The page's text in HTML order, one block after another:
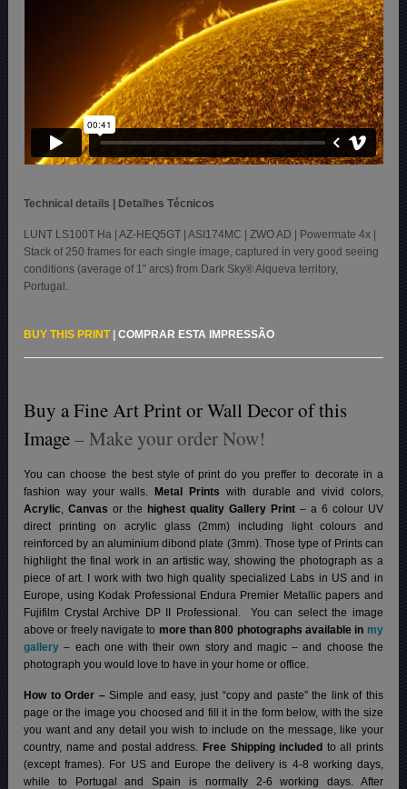
Technical details | Detalhes Técnicos
LUNT LS100T Ha | AZ-HEQ5GT | ASI174MC | ZWO AD | Powermate 4x |
Stack of 250 frames for each single image, captured in very good seeing
conditions (average of 1″ arcs) from Dark Sky® Alqueva territory,
Portugal.
BUY THIS PRINT|COMPRAR ESTA IMPRESSÃO
Buy a Fine Art Print or Wall Decor of this
Image– Make your order Now!
You can choose the best style of print do you preffer to decorate in a
fashion way your walls.
Metal Prints with durable and vivid colors,
Acrylic,Canvas or the highest quality Gallery Print– a 6 colour UV
direct printing on acrylic glass (2mm) including light colours and
reinforced by an aluminium dibond plate (3mm). Those type of Prints can
highlight the final work in an artistic way, showing the photograph as a
piece of art. I work with two high quality specialized Labs in US and in
Europe, using Kodak Professional Endura Premier Metallic papers and
Fujifilm Crystal Archive DP II Professional. You can select the image
above or freely navigate to more than 800 photographs available in my
gallery – each one with their own story and magic – and choose the
photograph you would love to have in your home or office.
How to Order –Simple and easy, just “copy and paste” the link of this
page or the image you choosed and fill it in the form below, with the size
you want and any detail you wish to include on the message, like your
country, name and postal address. Free Shipping included to all prints
(except frames). For US and Europe the delivery is 4-8 working days,
while to Portugal and Spain is normally 2-6 working days. After